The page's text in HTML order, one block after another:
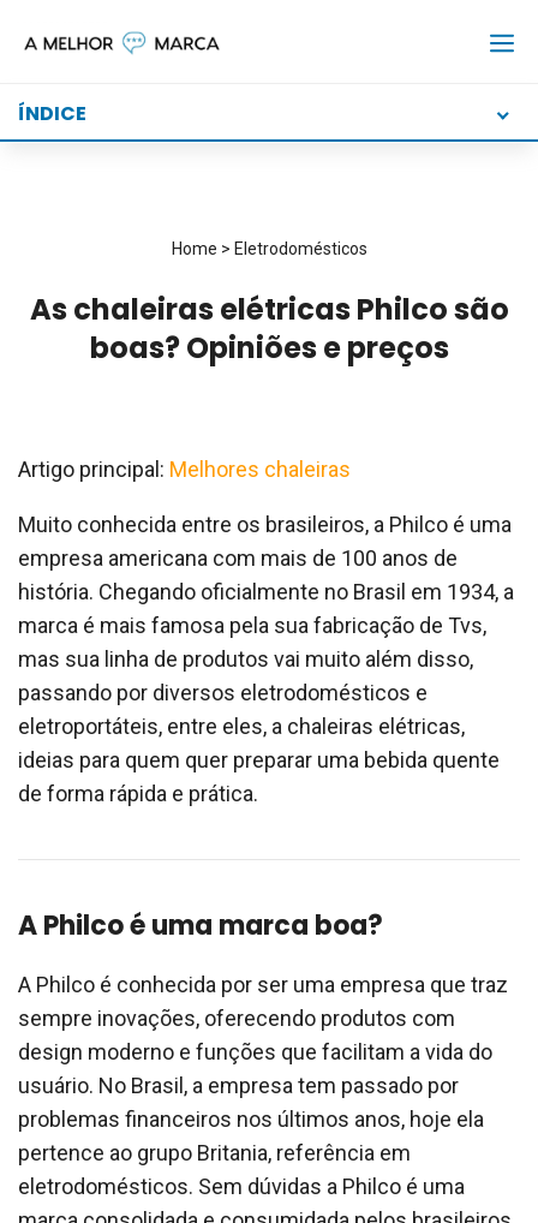
ÍNDICE
Home > Eletrodomésticos
As chaleiras elétricas Philco são
boas? Opiniões e preços
Artigo principal: Melhores chaleiras
Muito conhecida entre os brasileiros, a Philco é uma
empresa americana com mais de 100 anos de
história. Chegando oficialmente no Brasil em 1934, a
marca é mais famosa pela sua fabricação de Tvs,
mas sua linha de produtos vai muito além disso,
passando por diversos eletrodomésticos e
eletroportáteis, entre eles, a chaleiras elétricas,
ideias para quem quer preparar uma bebida quente
de forma rápida e prática.
A Philco é uma marca boa?
A Philco é conhecida por ser uma empresa que traz
sempre inovações, oferecendo produtos com
design moderno e funções que facilitam a vida do
usuário. No Brasil, a empresa tem passado por
problemas financeiros nos últimos anos, hoje ela
pertence ao grupo Britania, referência em
eletrodomésticos. Sem dúvidas a Philco é uma